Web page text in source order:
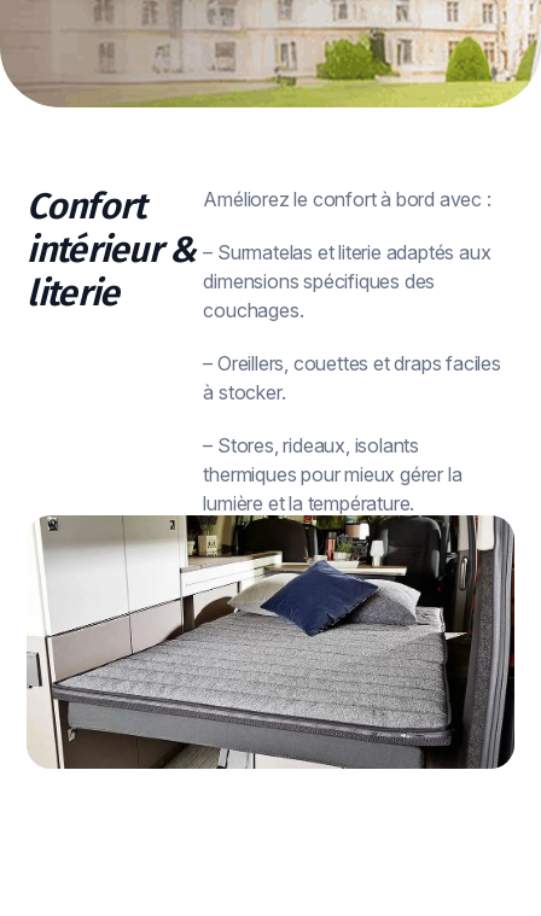
Confort
intérieur &
literie
Améliorez le confort à bord avec :
– Surmatelas et literie adaptés aux
dimensions spécifiques des
couchages.
– Oreillers, couettes et draps faciles
à stocker.
– Stores, rideaux, isolants
thermiques pour mieux gérer la
lumière et la température.